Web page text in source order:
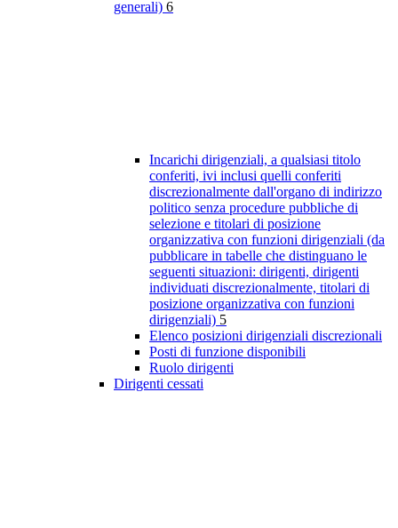
generali) 6
Incarichi dirigenziali, a qualsiasi titolo
conferiti, ivi inclusi quelli conferiti
discrezionalmente dall'organo di indirizzo
politico senza procedure pubbliche di
selezione e titolari di posizione
organizzativa con funzioni dirigenziali (da
pubblicare in tabelle che distinguano le
seguenti situazioni: dirigenti, dirigenti
individuati discrezionalmente, titolari di
posizione organizzativa con funzioni
dirigenziali) 5
Elenco posizioni dirigenziali discrezionali
Posti di funzione disponibili
Ruolo dirigenti
Dirigenti cessati